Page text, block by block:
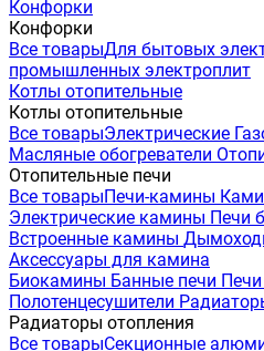
Конфорки
Конфорки
Все товарыДля бытовых
промышленных электроплит
Котлы отопительные
Котлы отопительные
Все товарыЭлектрические
Масляные обогреватели
Отопительные печи
Все товарыПечи-камины
Электрические камины Печи
Встроенные камины
Аксессуары для камина
Биокамины Банные печи
Полотенцесушители
Радиаторы отопления
Все товарыСекционные